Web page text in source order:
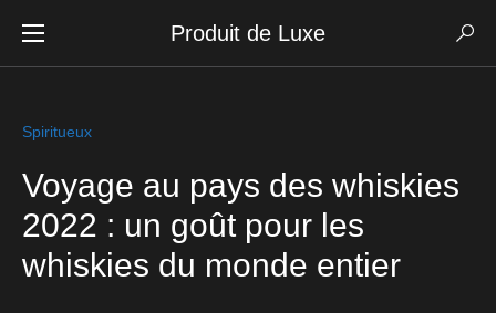
Produit de Luxe
Spiritueux
Voyage au pays des whiskies
2022 : un goût pour les
whiskies du monde entier